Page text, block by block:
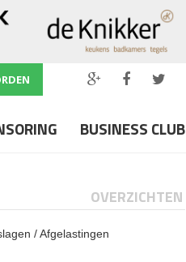
BUSINESS CLUB
OVERZICHTEN
/ Afgelastingen